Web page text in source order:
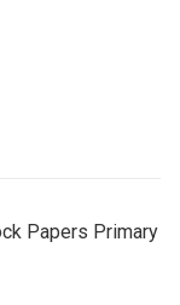
Papers Primary